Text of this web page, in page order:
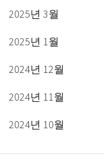
2025년 3월
2025년 1월
2024년 12월
2024년 11월
2024년 10월